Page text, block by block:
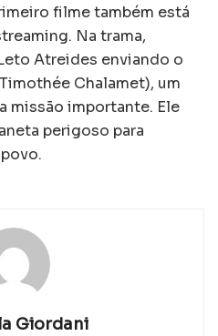
filme também está
Na trama,
Atreides enviando o
Chalamet), um
missão importante. Ele
perigoso para
Giordani